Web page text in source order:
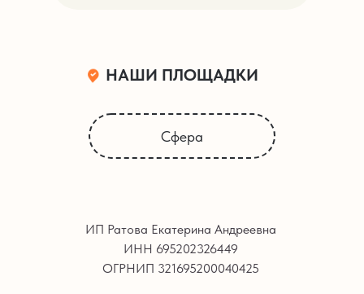
Сфера
НАШИ ПЛОЩАДКИ
ИП Ратова Екатерина Андреевна
ИНН 695202326449
ОГРНИП 321695200040425